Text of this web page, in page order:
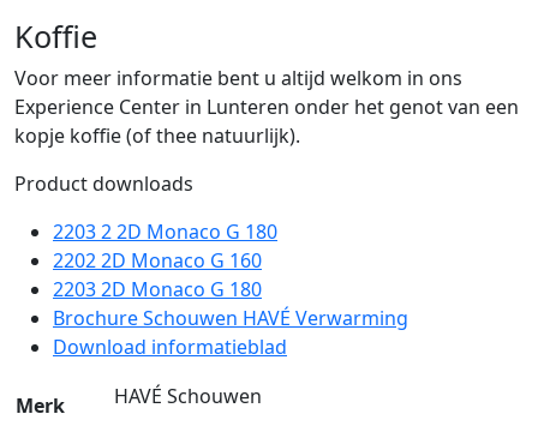
Koffie
Voor meer informatie bent u altijd welkom in ons
Experience Center in Lunteren onder het genot van een
kopje koffie (of thee natuurlijk).
Product downloads
2203 2 2D Monaco G 180
2202 2D Monaco G 160
2203 2D Monaco G 180
Brochure Schouwen HAVÉ Verwarming
Download informatieblad
Merk HAVÉ Schouwen